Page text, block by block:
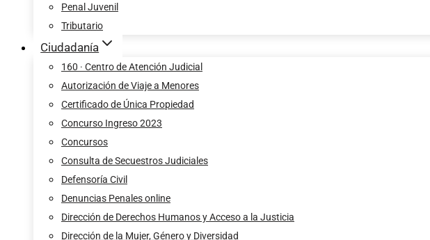
Penal Juvenil
Tributario
Ciudadanía
160 · Centro de Atención Judicial
Autorización de Viaje a Menores
Certificado de Única Propiedad
Concurso Ingreso 2023
Concursos
Consulta de Secuestros Judiciales
Defensoría Civil
Denuncias Penales online
Dirección de Derechos Humanos y Acceso a la Justicia
Dirección de la Mujer, Género y Diversidad